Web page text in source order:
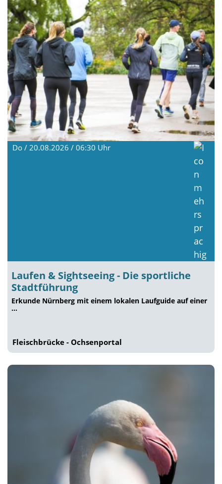
Do / 20.08.2026 / 06:30 Uhr
Laufen & Sightseeing - Die sportliche
Stadtführung
Erkunde Nürnberg mit einem lokalen Laufguide auf einer
…
Fleischbrücke - Ochsenportal